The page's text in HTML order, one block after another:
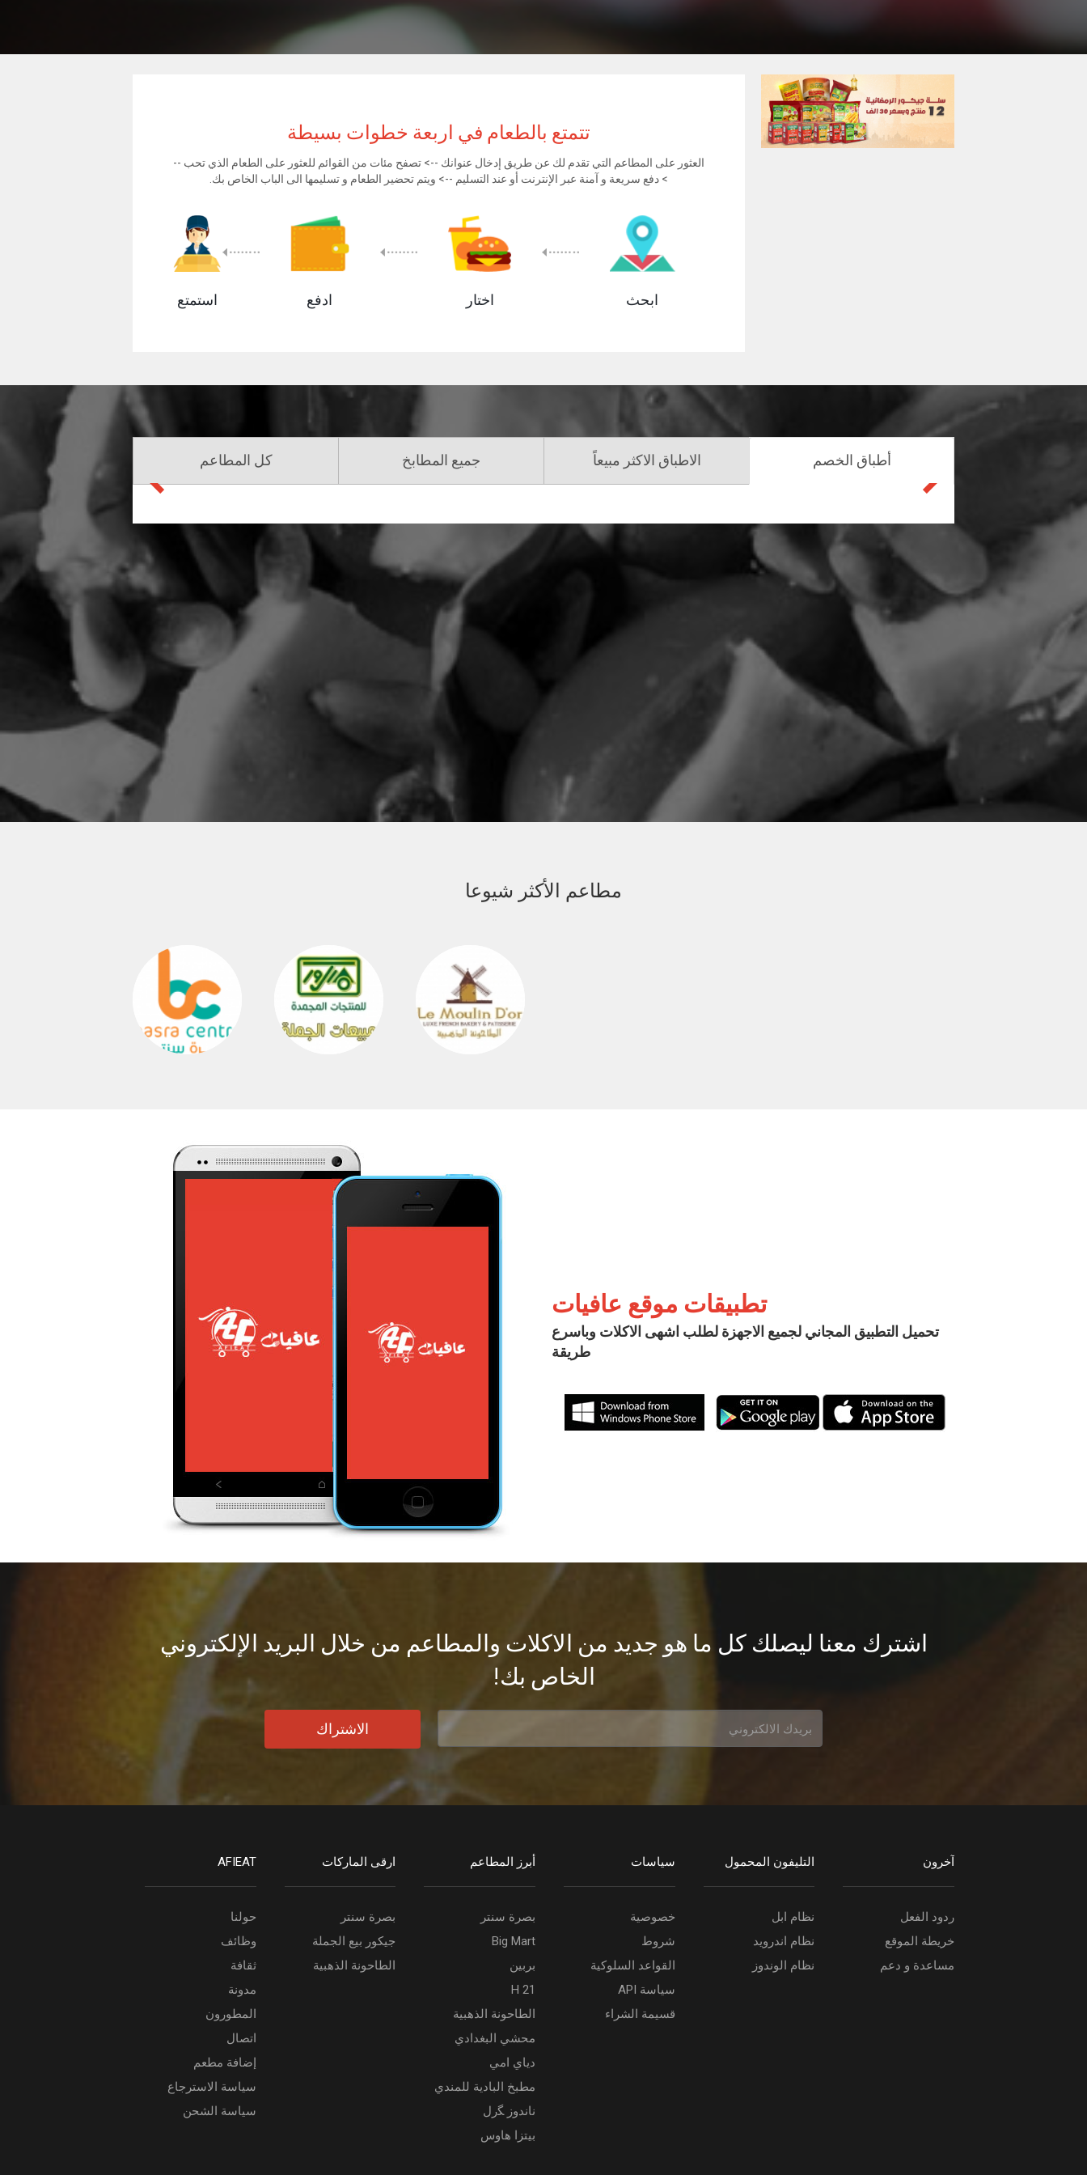
تتمتع بالطعام في اربعة خطوات بسيطة
العثور على المطاعم التي تقدم لك عن طريق إدخال عنوانك --> تصفح مئات من القوائم للعثور على الطعام الذي تحب --
> دفع سريعة و آمنة عبر الإنترنت أو عند التسليم --> ويتم تحضير الطعام و تسليمها الى الباب الخاص بك.
ابحث اختار ادفع استمتع
أطباق الخصم الاطباق الاكثر مبيعاً جميع المطابخ كل المطاعم
مطاعم الأكثر شيوعا
تطبيقات موقع عافيات
تحميل التطبيق المجاني لجميع الاجهزة لطلب اشهى الاكلات وباسرع
طريقة
اشترك معنا ليصلك كل ما هو جديد من الاكلات والمطاعم من خلال البريد الإلكتروني
الخاص بك!
الاشتراك
AFIEAT
حولنا
وظائف
ثقافة
مدونة
المطورون
اتصال
إضافة مطعم
سياسة الاسترجاع
سياسة الشحن
ارقى الماركات
بصرة سنتر
جيكور بيع الجملة
الطاحونة الذهبية
أبرز المطاعم
بصرة سنتر
Big Mart
بربين
H 21
الطاحونة الذهبية
محشي البغدادي
دياي امي
مطبخ البادية للمندي
ناندوز ﮕرل
بيتزا هاوس
سياسات
خصوصية
شروط
القواعد السلوكية
سياسة API
قسيمة الشراء
التليفون المحمول
نظام ابل
نظام اندرويد
نظام الوندوز
آخرون
ردود الفعل
خريطة الموقع
مساعدة و دعم